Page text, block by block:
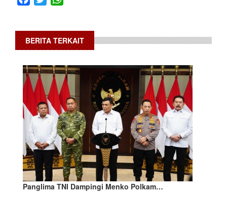
BERITA TERKAIT
Panglima TNI Dampingi Menko Polkam…